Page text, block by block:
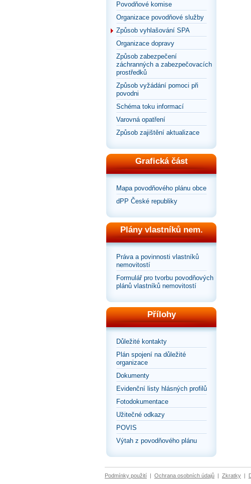
Povodňové komise
Organizace povodňové služby
Způsob vyhlašování SPA
Organizace dopravy
Způsob zabezpečení
záchranných a zabezpečovacích
prostředků
Způsob vyžádání pomoci při
povodni
Schéma toku informací
Varovná opatření
Způsob zajištění aktualizace
Grafická část
Mapa povodňového plánu obce
dPP České republiky
Plány vlastníků nem.
Práva a povinnosti vlastníků
nemovitostí
Formulář pro tvorbu povodňových
plánů vlastníků nemovitostí
Přílohy
Důležité kontakty
Plán spojení na důležité
organizace
Dokumenty
Evidenční listy hlásných profilů
Fotodokumentace
Užitečné odkazy
POVIS
Výtah z povodňového plánu
Podmínky použití | Ochrana osobních údajů | Zkratky |